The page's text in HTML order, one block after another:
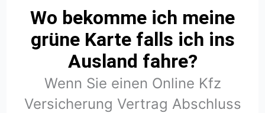
Wo bekomme ich meine
grüne Karte falls ich ins
Ausland fahre?
Wenn Sie einen Online Kfz
Versicherung Vertrag Abschluss